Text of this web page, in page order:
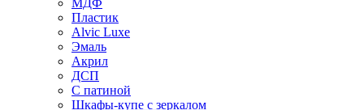
МДФ
Пластик
Alvic Luxe
Эмаль
Акрил
ДСП
С патиной
Шкафы-купе с зеркалом